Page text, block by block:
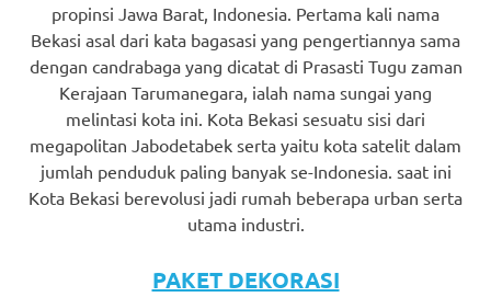
propinsi Jawa Barat, Indonesia. Pertama kali nama
Bekasi asal dari kata bagasasi yang pengertiannya sama
dengan candrabaga yang dicatat di Prasasti Tugu zaman
Kerajaan Tarumanegara, ialah nama sungai yang
melintasi kota ini. Kota Bekasi sesuatu sisi dari
megapolitan Jabodetabek serta yaitu kota satelit dalam
jumlah penduduk paling banyak se-Indonesia. saat ini
Kota Bekasi berevolusi jadi rumah beberapa urban serta
utama industri.
PAKET DEKORASI